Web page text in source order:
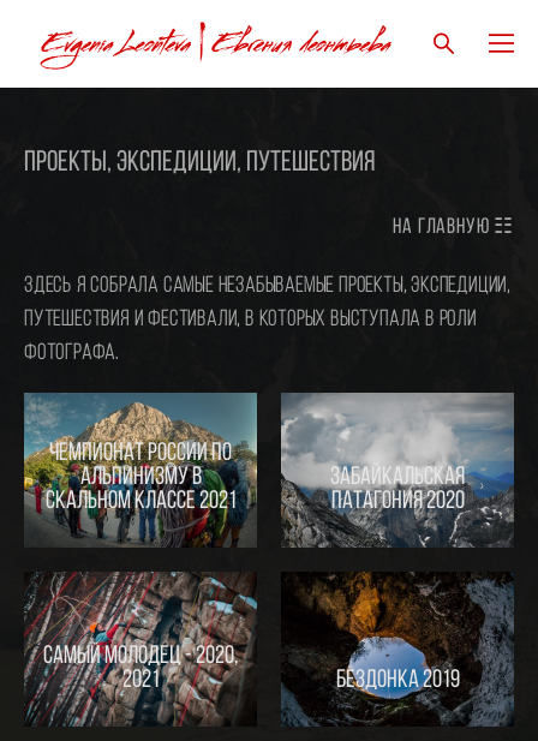
проекты, Экспедиции, путешествия
НА ГЛАВНУЮ ☷
Здесь я собрала самые незабываемые проекты, экспедиции,
путешествия и фестивали, в которых выступала в роли
фотографа.
Чемпионат России по
альпинизму в
скальном классе 2021
Забайкальская
Патагония 2020
Самый Молодец - 2020,
2021
Бездонка 2019